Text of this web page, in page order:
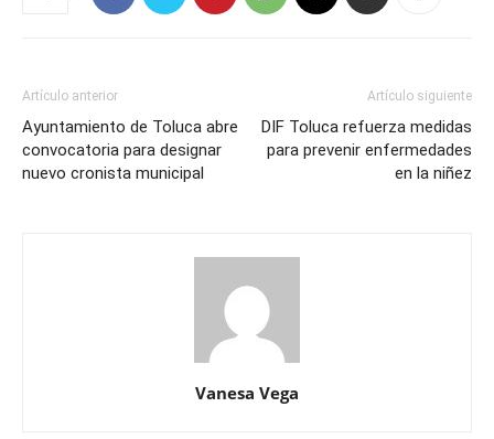
Artículo anterior
Ayuntamiento de Toluca abre
convocatoria para designar
nuevo cronista municipal
Artículo siguiente
DIF Toluca refuerza medidas
para prevenir enfermedades
en la niñez
Vanesa Vega